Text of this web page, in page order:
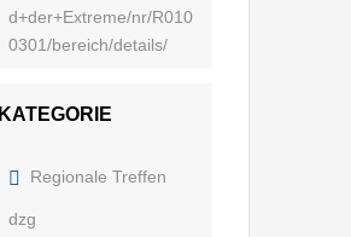
d+der+Extreme/nr/R010
0301/bereich/details/
KATEGORIE
Regionale Treffen
dzg